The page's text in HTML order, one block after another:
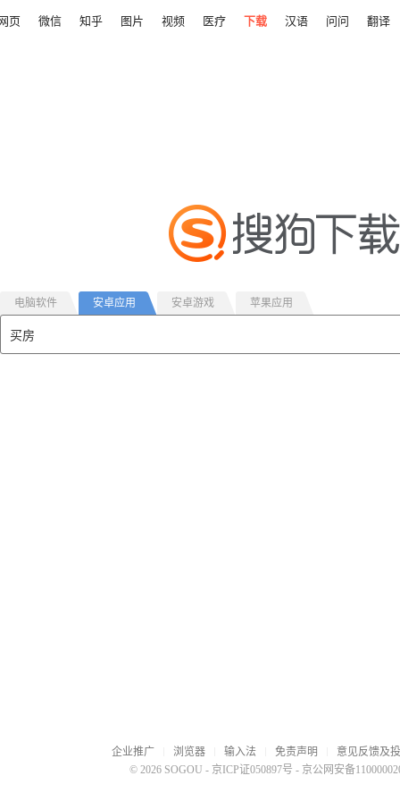
页 微信 知乎 图片 视频 医疗 下载 汉语 问问 翻译
电脑软件 安卓应用 安卓游戏 苹果应用
企业推广 浏览器 输入法 免责声明
意见反馈及
© 2026 SOGOU - 京ICP证050897号 - 京公网安备